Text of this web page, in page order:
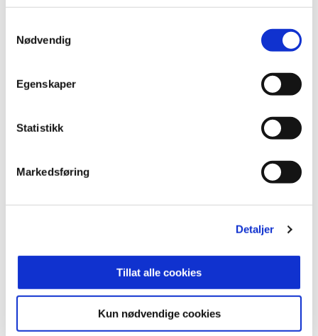
Nødvendig
Egenskaper
Statistikk
Markedsføring
Detaljer
Tillat alle cookies
Kun nødvendige cookies